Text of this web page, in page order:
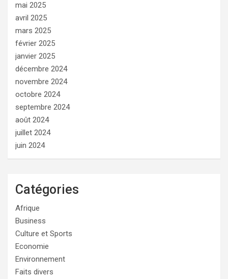
mai 2025
avril 2025
mars 2025
février 2025
janvier 2025
décembre 2024
novembre 2024
octobre 2024
septembre 2024
août 2024
juillet 2024
juin 2024
Catégories
Afrique
Business
Culture et Sports
Economie
Environnement
Faits divers